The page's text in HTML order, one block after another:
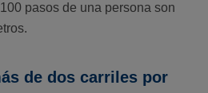
pasos de una persona son
de dos carriles por